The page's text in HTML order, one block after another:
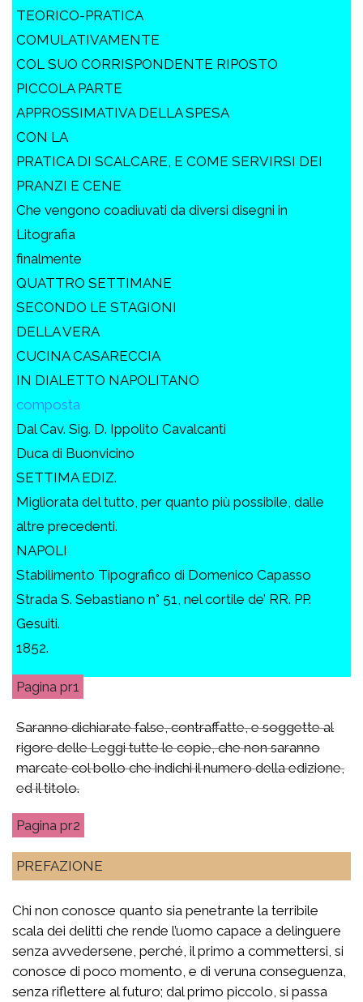
TEORICO-PRATICA
COMULATIVAMENTE
COL SUO CORRISPONDENTE RIPOSTO
PICCOLA PARTE
APPROSSIMATIVA DELLA SPESA
CON LA
PRATICA DI SCALCARE, E COME SERVIRSI DEI
PRANZI E CENE
Che vengono coadiuvati da diversi disegni in
Litografia
finalmente
QUATTRO SETTIMANE
SECONDO LE STAGIONI
DELLA VERA
CUCINA CASARECCIA
IN DIALETTO NAPOLITANO
composta
Dal Cav. Sig. D. Ippolito Cavalcanti
Duca di Buonvicino
SETTIMA EDIZ.
Migliorata del tutto, per quanto più possibile, dalle
altre precedenti.
NAPOLI
Stabilimento Tipografico di Domenico Capasso
Strada S. Sebastiano n° 51, nel cortile de’ RR. PP.
Gesuiti.
1852.
pr1
Saranno dichiarate false, contraffatte, e soggette al
rigore delle Leggi tutte le copie, che non saranno
marcate col bollo che indichi il numero della edizione,
ed il titolo.
pr2
PREFAZIONE
Chi non conosce quanto sia penetrante la terribile
scala dei delitti che rende l’uomo capace a delinguere
senza avvedersene, perché, il primo a commettersi, si
conosce di poco momento, e di veruna conseguenza,
senza riflettere al futuro; dal primo piccolo, si passa